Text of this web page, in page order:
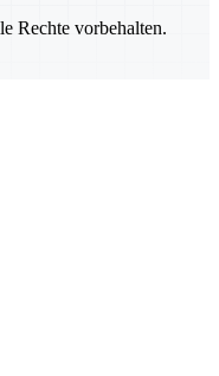
Rechte vorbehalten.